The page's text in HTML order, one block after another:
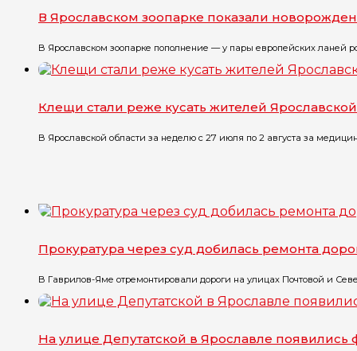
В Ярославском зоопарке показали
В Ярославском зоопарке пополнение — у пары европейских ланей
Клещи стали реже кусать жителей
В Ярославской области за неделю с 27 июля по 2 августа за
Прокуратура через суд добилась ремонта
В Гаврилов-Яме отремонтировали дороги на улицах Почтовой и
На улице Депутатской в Ярославле появились